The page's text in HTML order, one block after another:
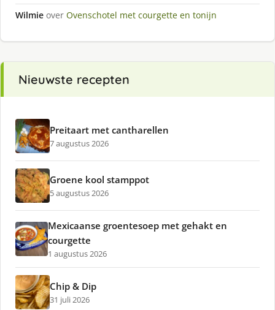
Wilmie over Ovenschotel met courgette en tonijn
Nieuwste recepten
Preitaart met cantharellen
7 augustus 2026
Groene kool stamppot
5 augustus 2026
Mexicaanse groentesoep met gehakt en
courgette
1 augustus 2026
Chip & Dip
31 juli 2026